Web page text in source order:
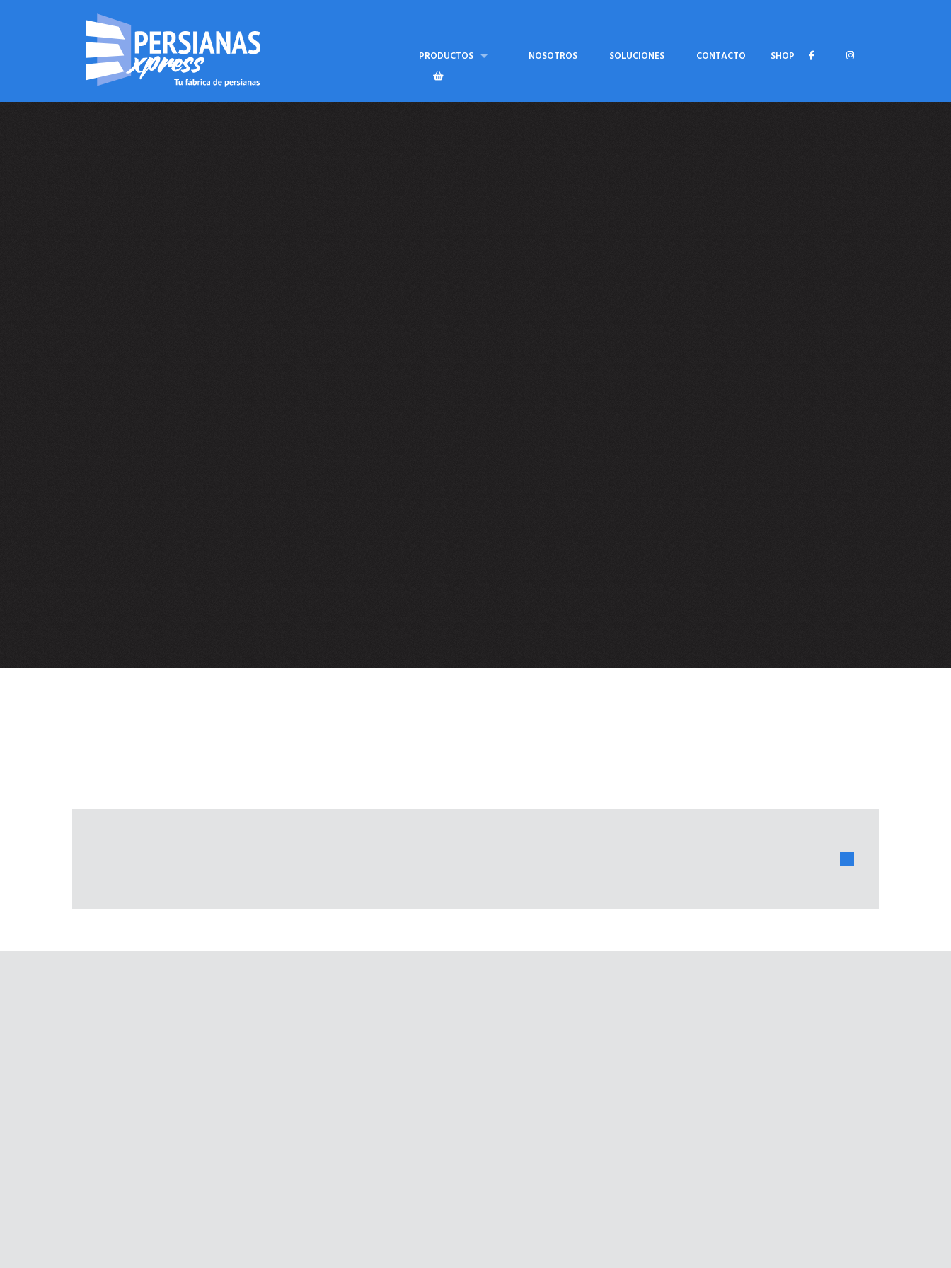
PRODUCTOS NOSOTROS SOLUCIONES CONTACTO SHOP